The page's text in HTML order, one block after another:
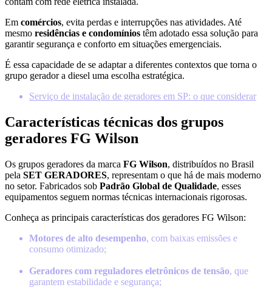
Em comércios, evita perdas e interrupções nas atividades. Até
mesmo residências e condomínios têm adotado essa solução para
garantir segurança e conforto em situações emergenciais.
É essa capacidade de se adaptar a diferentes contextos que torna o
grupo gerador a diesel uma escolha estratégica.
Serviço de instalação de geradores em SP: o que considerar
Características técnicas dos grupos
geradores FG Wilson
Os grupos geradores da marca FG Wilson, distribuídos no Brasil
pela SET GERADORES, representam o que há de mais moderno
no setor. Fabricados sob Padrão Global de Qualidade, esses
equipamentos seguem normas técnicas internacionais rigorosas.
Conheça as principais características dos geradores FG Wilson:
Motores de alto desempenho, com baixas emissões e
consumo otimizado;
Geradores com reguladores eletrônicos de tensão, que
garantem estabilidade e segurança;